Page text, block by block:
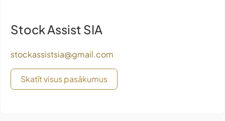
Stock Assist SIA
stockassistsia@gmail.com
Skatīt visus pasākumus